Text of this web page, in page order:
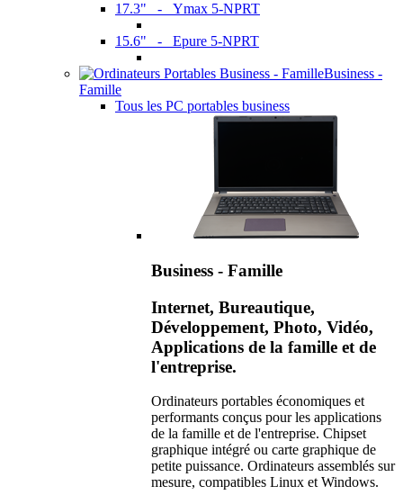
17.3" - Ymax 5-NPRT
15.6" - Epure 5-NPRT
Business -
Famille
Tous les PC portables business
Business - Famille
Internet, Bureautique,
Développement, Photo, Vidéo,
Applications de la famille et de
l'entreprise.
Ordinateurs portables économiques et
performants conçus pour les applications
de la famille et de l'entreprise. Chipset
graphique intégré ou carte graphique de
petite puissance. Ordinateurs assemblés sur
mesure, compatibles Linux et Windows.